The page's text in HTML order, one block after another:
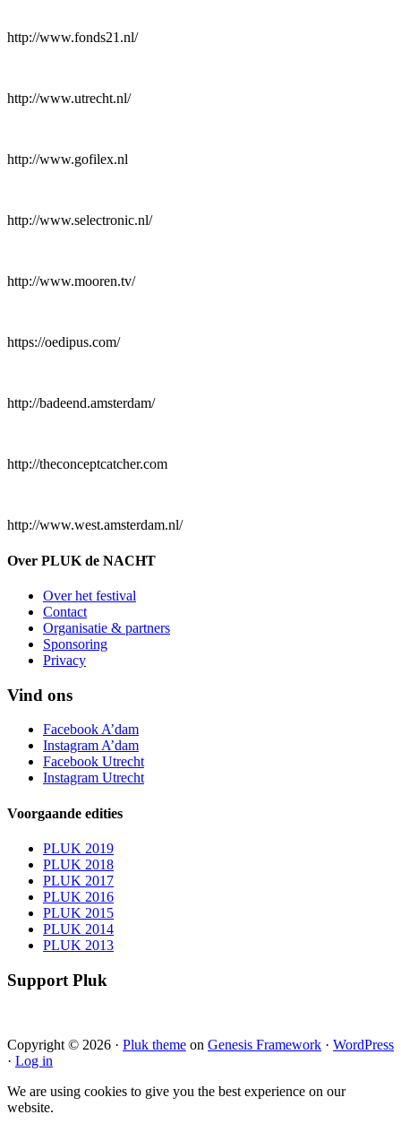
http://www.fonds21.nl/
http://www.utrecht.nl/
http://www.gofilex.nl
http://www.selectronic.nl/
http://www.mooren.tv/
https://oedipus.com/
http://badeend.amsterdam/
http://theconceptcatcher.com
http://www.west.amsterdam.nl/
Over PLUK de NACHT
Over het festival
Contact
Organisatie & partners
Sponsoring
Privacy
Vind ons
Facebook A’dam
Instagram A’dam
Facebook Utrecht
Instagram Utrecht
Voorgaande edities
PLUK 2019
PLUK 2018
PLUK 2017
PLUK 2016
PLUK 2015
PLUK 2014
PLUK 2013
Support Pluk
Copyright © 2026 · Pluk theme on Genesis Framework · WordPress
· Log in
We are using cookies to give you the best experience on our
website.